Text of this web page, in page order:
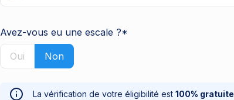
Avez-vous eu une escale ?*
Oui Non
La vérification de votre éligibilité est 100% gratuite